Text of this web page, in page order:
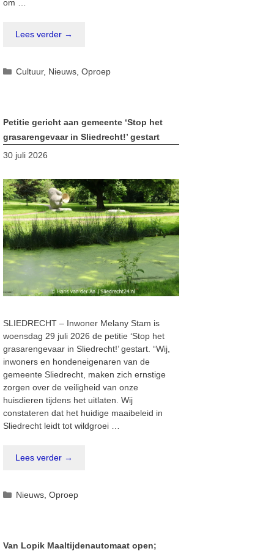
om …
Lees verder →
Categorieën
Cultuur, Nieuws,Oproep
Petitie gericht aan gemeente ‘Stop het
grasarengevaar in Sliedrecht!’ gestart
30 juli 2026
SLIEDRECHT – Inwoner Melany Stam is
woensdag 29 juli 2026 de petitie ‘Stop het
grasarengevaar in Sliedrecht!’ gestart. “Wij,
inwoners en hondeneigenaren van de
gemeente Sliedrecht, maken zich ernstige
zorgen over de veiligheid van onze
huisdieren tijdens het uitlaten. Wij
constateren dat het huidige maaibeleid in
Sliedrecht leidt tot wildgroei …
Lees verder →
Categorieën
Nieuws,Oproep
Van Lopik Maaltijdenautomaat open;